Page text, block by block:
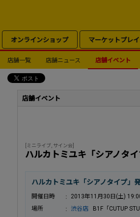
オンラインショップ マーケットプレ
店舗一覧 店舗ニュース 店舗イベント
店舗イベント
[ミニライブ, サイン会]
ハルカトミユキ「シアノタ
ハルカトミユキ「シアノタイプ
開催日時
2013年11月30日(土)
場所
渋谷店
B1F「CUTUP